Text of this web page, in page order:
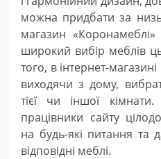
можна придбати за
магазин
широкий вибір меблів
того, в інтернет-
виходячи з дому,
тієї чи іншої
працівники сайту
на будь-які питання та
відповідні меблі.